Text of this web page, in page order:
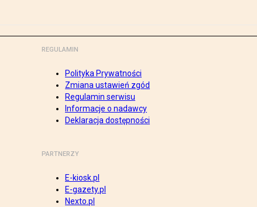
REGULAMIN
Polityka Prywatności
Zmiana ustawień zgód
Regulamin serwisu
Informacje o nadawcy
Deklaracja dostępności
PARTNERZY
E-kiosk.pl
E-gazety.pl
Nexto.pl